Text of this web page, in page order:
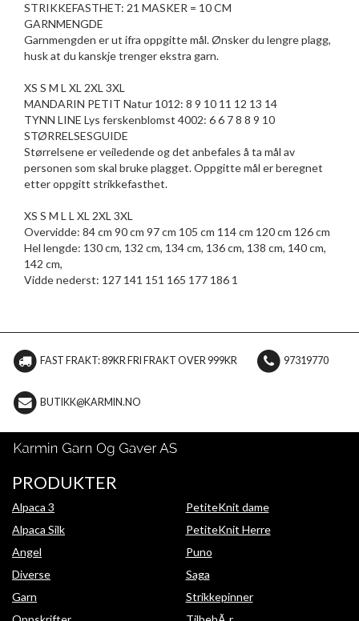
STRIKKEFASTHET: 21 MASKER = 10 CM
GARNMENGDE
Garnmengden er ut ifra oppgitte mål. Ønsker du lengre plagg,
husk at du kanskje trenger ekstra garn.
XS S M L XL 2XL 3XL
MANDARIN PETIT Natur 1012: 8 9 10 11 12 13 14
TYNN LINE Lys ferskenblomst 4002: 6 6 7 8 8 9 10
STØRRELSESGUIDE
Størrelsene er veiledende og det anbefales å ta mål av
personen som skal bruke plagget. Oppgitte mål er beregnet
etter oppgitt strikkefasthet.
XS S M L L XL 2XL 3XL
Overvidde: 84 cm 90 cm 97 cm 105 cm 114 cm 120 cm 126 cm
Hel lengde: 130 cm, 132 cm, 134 cm, 136 cm, 138 cm, 140 cm,
142 cm,
Vidde nederst: 127 141 151 165 177 186 1
FAST FRAKT: 89KR FRI FRAKT OVER 999KR 97319770
BUTIKK@KARMIN.NO
PRODUKTER
Alpaca 3
Alpaca Silk
Angel
Diverse
Garn
PetiteKnit dame
PetiteKnit Herre
Puno
Saga
Strikkepinner